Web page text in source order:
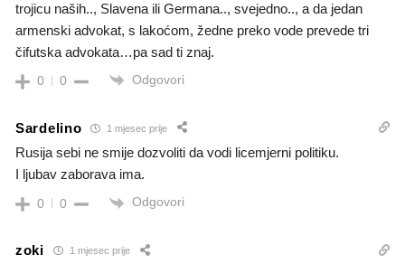
trojicu naših.., Slavena ili Germana.., svejedno.., a da jedan
armenski advokat, s lakoćom, žedne preko vode prevede tri
čifutska advokata…pa sad ti znaj.
0 0 Odgovori
Sardelino 1 mjesec prije
Rusija sebi ne smije dozvoliti da vodi licemjerni politiku.
I ljubav zaborava ima.
0 0 Odgovori
zoki 1 mjesec prije